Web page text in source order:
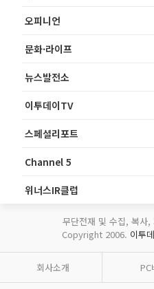
오피니언
문화·라이프
뉴스발전소
이투데이TV
스페셜리포트
Channel 5
위너스IR클럽
무단전재 및 수집, 복사,
Copyright 2006. 이투
회사소개 PC